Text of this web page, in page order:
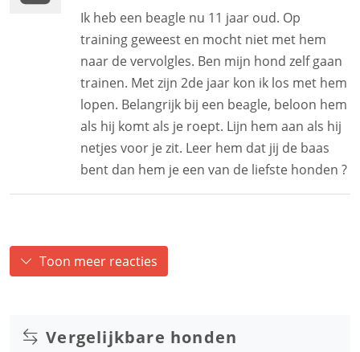
Ik heb een beagle nu 11 jaar oud. Op
training geweest en mocht niet met hem
naar de vervolgles. Ben mijn hond zelf gaan
trainen. Met zijn 2de jaar kon ik los met hem
lopen. Belangrijk bij een beagle, beloon hem
als hij komt als je roept. Lijn hem aan als hij
netjes voor je zit. Leer hem dat jij de baas
bent dan hem je een van de liefste honden ?
Toon meer reacties
Vergelijkbare honden